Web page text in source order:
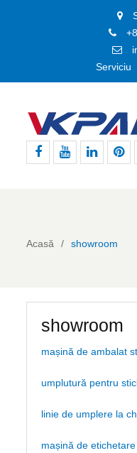
Serviciu
Acasă showroom
showroom
mașină de ambalat
umplutură pentru
linie de umplere la
mașină de